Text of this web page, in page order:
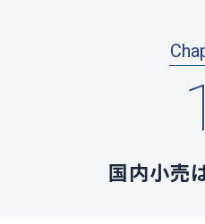
1
国内小売